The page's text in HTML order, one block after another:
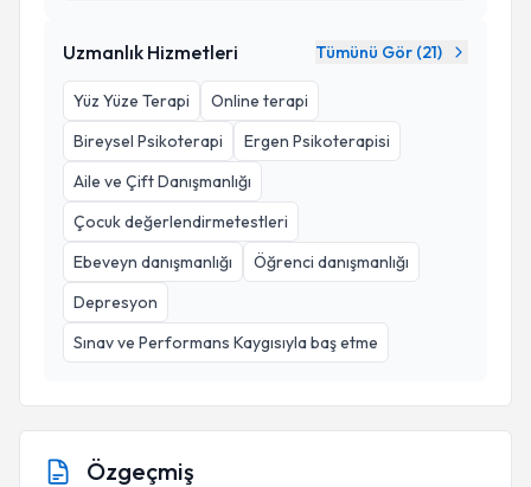
Uzmanlık Hizmetleri Tümünü Gör (21)
Yüz Yüze Terapi
Online terapi
Bireysel Psikoterapi
Ergen Psikoterapisi
Aile ve Çift Danışmanlığı
Çocuk değerlendirmetestleri
Ebeveyn danışmanlığı
Öğrenci danışmanlığı
Depresyon
Sınav ve Performans Kaygısıyla baş etme
Özgeçmiş